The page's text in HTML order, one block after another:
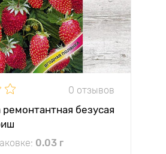
0 отзывов
безусая
0.03 г